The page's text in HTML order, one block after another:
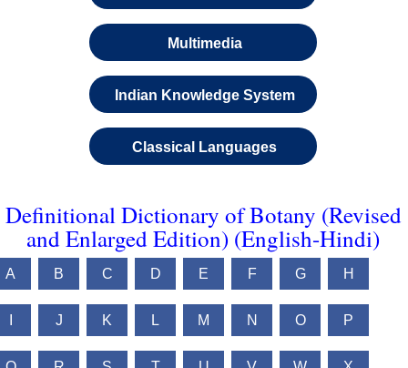
Multimedia
Indian Knowledge System
Classical Languages
Definitional Dictionary of Botany (Revised
and Enlarged Edition) (English-Hindi)
A B C D E F G H
J K L M N O P